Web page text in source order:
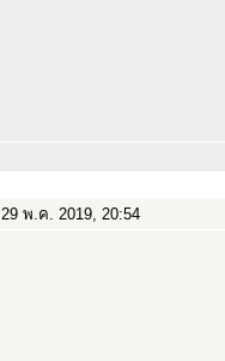
29 พ.ค. 2019, 20:54